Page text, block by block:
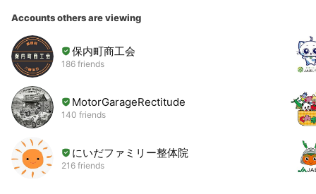
Accounts others are viewing
保内町商工会
186 friends
MotorGarageRectitude
140 friends
にいだファミリー整体院
216 friends